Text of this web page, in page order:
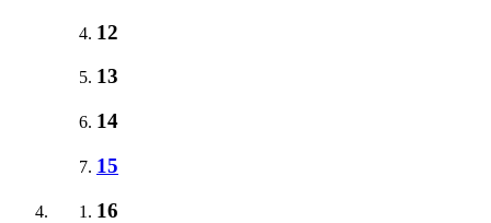
12
13
14
15
16